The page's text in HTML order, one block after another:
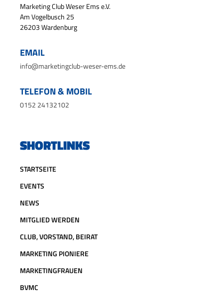
Marketing Club Weser Ems e.V.
Am Vogelbusch 25
26203 Wardenburg
EMAIL
info@marketingclub-weser-ems.de
TELEFON & MOBIL
0152 24132102
SHORTLINKS
STARTSEITE
EVENTS
NEWS
MITGLIED WERDEN
CLUB, VORSTAND, BEIRAT
MARKETING PIONIERE
MARKETINGFRAUEN
BVMC